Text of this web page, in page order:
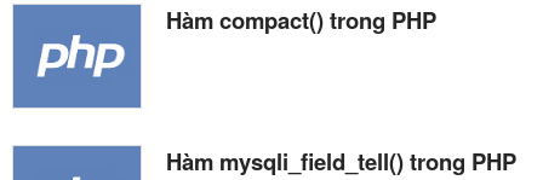
Hàm compact() trong PHP
Hàm mysqli_field_tell() trong PHP